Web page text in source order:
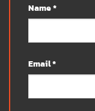
Name*
Email*